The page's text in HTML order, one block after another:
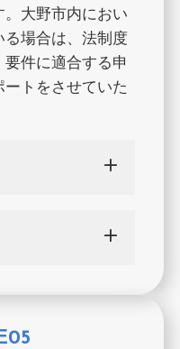
。大野市内におい
る場合は、法制度
件に適合する申
トをさせていた